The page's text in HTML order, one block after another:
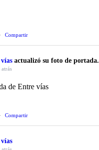
· Compartir
actualizó su foto de portada.
atrás
de Entre vías
· Compartir